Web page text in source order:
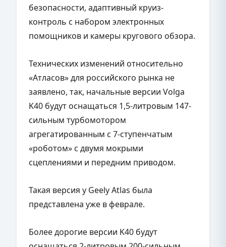
безопасности, адаптивный круиз-
контроль с набором электронных
помощников и камеры кругового обзора.
Технических изменений относительно
«Атласов» для российского рынка не
заявлено, так, начальные версии Volga
K40 будут оснащаться 1,5-литровым 147-
сильным турбомотором
агрегатированным с 7-ступенчатым
«роботом» с двумя мокрыми
сцеплениями и передним приводом.
Такая версия у Geely Atlas была
представлена уже в феврале.
Более дорогие версии K40 будут